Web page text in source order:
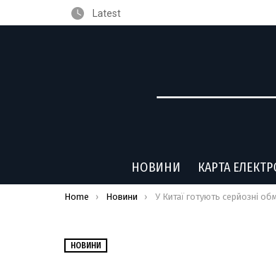
Latest
НОВИНИ КАРТА
You are here:
Home Новини У Китаї готують серйозні обмеження для
НОВИНИ